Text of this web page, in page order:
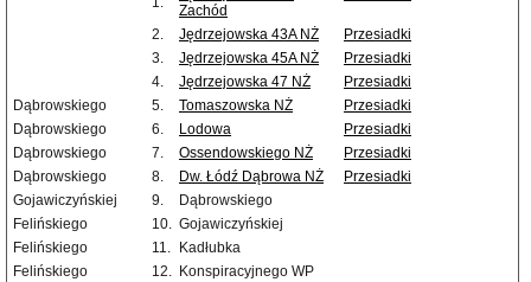
Zachód
2. Jędrzejowska 43A NŻ
Przesiadki
3.
Jędrzejowska 45A NŻ
Przesiadki
4.
Jędrzejowska 47 NŻ
Przesiadki
Dąbrowskiego
5. Tomaszowska NŻ
Przesiadki
Dąbrowskiego
6. Lodowa
Przesiadki
Dąbrowskiego
7. Ossendowskiego NŻ
Przesiadki
Dąbrowskiego
8. Dw. Łódź Dąbrowa NŻ
Przesiadki
Gojawiczyńskiej
9.
Dąbrowskiego
Felińskiego
10. Gojawiczyńskiej
Felińskiego
11.
Kadłubka
Felińskiego
12. Konspiracyjnego WP